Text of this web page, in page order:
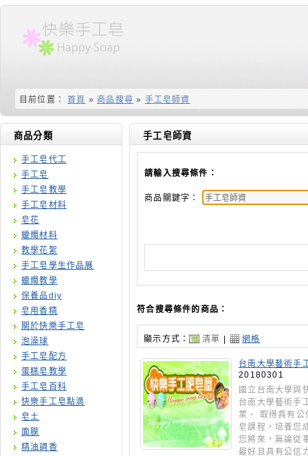
目前位置： 首頁 » 商品搜尋 » 手工皂師資
商品分類
手工皂代工
手工皂
手工皂教學
手工皂材料
皂花
蠟燭材料
教學花絮
手工皂學生作品展
蠟燭教學
保養品diy
皂用香精
關於快樂手工皂
泡澡球
手工皂配方
蛋糕皂教學
手工皂百科
快樂手工皂點滴
皂土
面膜
精油調香
手工皂師資
請輸入搜尋條件：
商品關鍵字：
符合搜尋條件的商品：
顯示方式： 清單 | 網格
台南大學藝術手
20180301
國立台南大學與
台南大學藝術手
業、 取得具有
皂課程，培養您
您將來，無論從
最好且具有公信